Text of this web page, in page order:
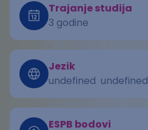
Trajanje studija
3 godine
Jezik
undefined undefined
ESPB bodovi